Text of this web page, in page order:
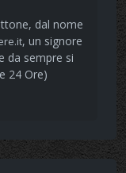
dal nome
, un signore
da sempre si
24 Ore)